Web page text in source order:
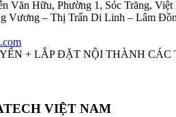
Văn Hữu, Phường 1, Sóc Trăng, Việt
Vương – Thị Trấn Di Linh – Lâm
+ LẮP ĐẶT NỘI THÀNH CÁC
VIỆT NAM